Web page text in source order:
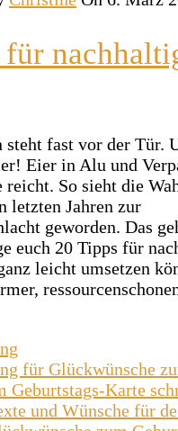
fast vor der Tür.
Eier in Alu und
reicht. So sieht die
letzten Jahren zur
geworden. Das
euch 20 Tipps für
leicht umsetzen